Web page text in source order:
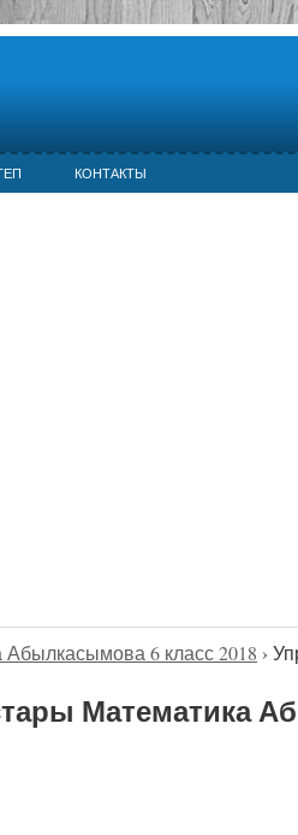
КОНТАКТЫ
Абылкасымова 6 класс 2018 ›
Математика